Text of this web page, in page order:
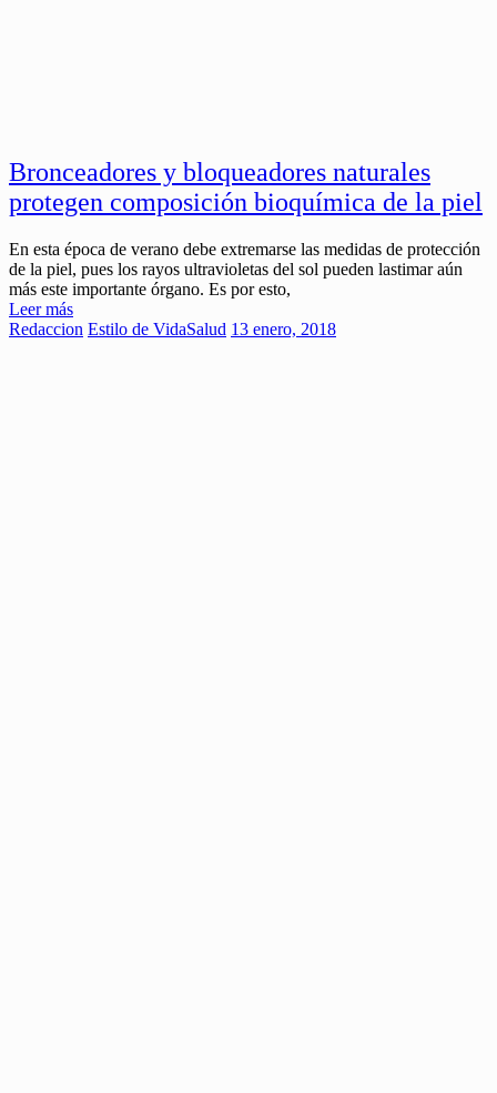
Bronceadores y bloqueadores naturales
protegen composición bioquímica de la piel
En esta época de verano debe extremarse las medidas de protección
de la piel, pues los rayos ultravioletas del sol pueden lastimar aún
más este importante órgano. Es por esto,
Leer más
Redaccion Estilo de VidaSalud 13 enero, 2018